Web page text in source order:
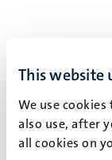
This website
We use
also use, after
all cookies on